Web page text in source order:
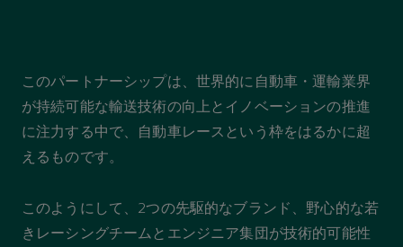
このパートナーシップは、世界的に自動車・運輸業界
が持続可能な輸送技術の向上とイノベーションの推進
に注力する中で、自動車レースという枠をはるかに超
えるものです。
このようにして、2つの先駆的なブランド、野心的な若
きレーシングチームとエンジニア集団が技術的可能性